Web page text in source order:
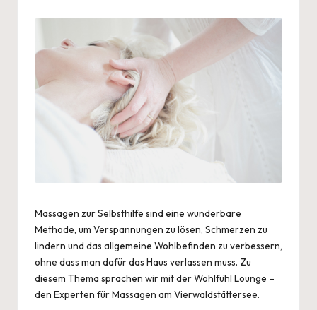
Massagen zur Selbsthilfe sind eine wunderbare
Methode, um Verspannungen zu lösen, Schmerzen zu
lindern und das allgemeine Wohlbefinden zu verbessern,
ohne dass man dafür das Haus verlassen muss. Zu
diesem Thema sprachen wir mit derWohlfühl Lounge –
den Experten für Massagen am Vierwaldstättersee.